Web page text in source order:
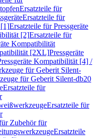
Ersatzteile für
Ersatzteile für
[1]Ersatzteile für Pressgeräte
[2]Ersatzteile für
Kompatibilität
[2XL]Pressgeräte
Kompatibilität [4] /
für Geberit Silent-
für Geberit Silent-db20
Ersatzteile für
Ersatzteile für
Zubehör für
Ersatzteile